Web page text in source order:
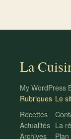
La
My WordPress
Rubriques
Recettes
Actualités
Archives
Le
La